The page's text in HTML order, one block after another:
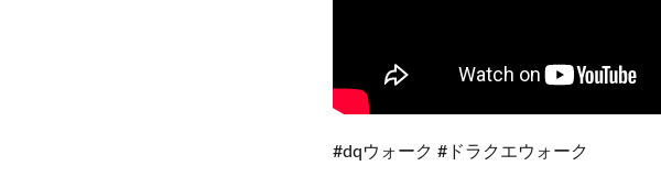
#dqウォーク #ドラクエウォーク